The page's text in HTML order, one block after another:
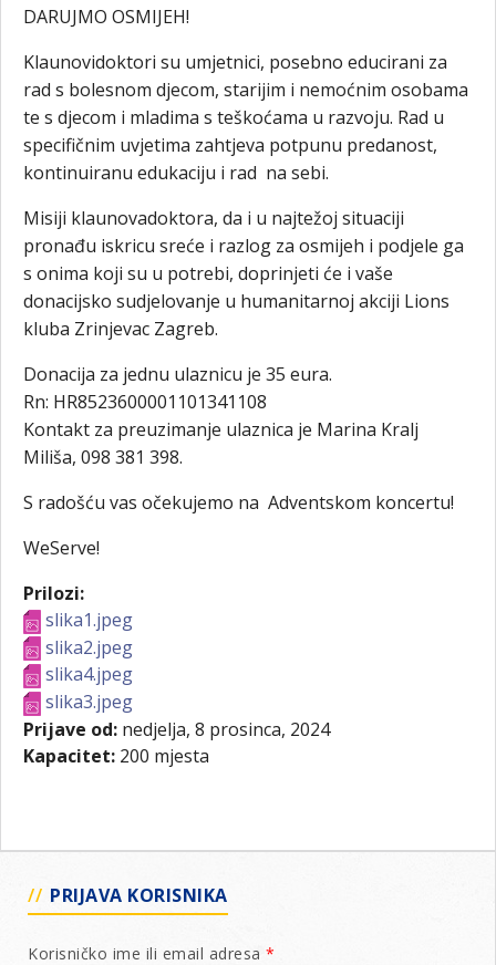
DARUJMO OSMIJEH!
Klaunovidoktori su umjetnici, posebno educirani za
rad s bolesnom djecom, starijim i nemoćnim osobama
te s djecom i mladima s teškoćama u razvoju. Rad u
specifičnim uvjetima zahtjeva potpunu predanost,
kontinuiranu edukaciju i rad na sebi.
Misiji klaunovadoktora, da i u najtežoj situaciji
pronađu iskricu sreće i razlog za osmijeh i podjele ga
s onima koji su u potrebi, doprinjeti će i vaše
donacijsko sudjelovanje u humanitarnoj akciji Lions
kluba Zrinjevac Zagreb.
Donacija za jednu ulaznicu je 35 eura.
Rn: HR8523600001101341108
Kontakt za preuzimanje ulaznica je Marina Kralj
Miliša, 098 381 398.
S radošću vas očekujemo na Adventskom koncertu!
WeServe!
Prilozi:
slika1.jpeg
slika2.jpeg
slika4.jpeg
slika3.jpeg
Prijave od: nedjelja, 8 prosinca, 2024
Kapacitet: 200 mjesta
PRIJAVA KORISNIKA
Korisničko ime ili email adresa *